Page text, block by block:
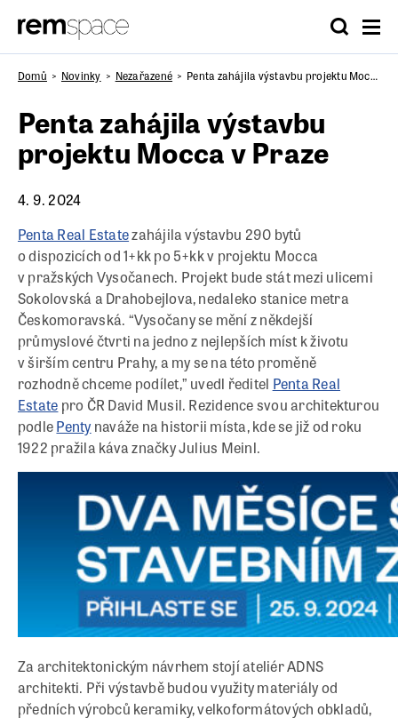
Domů Novinky Nezařazené Penta zahájila výstavbu projektu Mocca v Praze
Penta zahájila výstavbu
projektu Mocca v Praze
4. 9. 2024
Penta Real Estatezahájila výstavbu 290 bytů
o dispozicích od 1+kk po 5+kk v projektu Mocca
v pražských Vysočanech. Projekt bude stát mezi ulicemi
Sokolovská a Drahobejlova, nedaleko stanice metra
Českomoravská. “Vysočany se mění z někdejší
průmyslové čtvrti na jedno z nejlepších míst k životu
v širším centru Prahy, a my se na této proměně
rozhodně chceme podílet,” uvedl ředitel Penta Real
Estate pro ČR David Musil. Rezidence svou architekturou
podlePentynaváže na historii místa, kde se již od roku
1922 pražila káva značky Julius Meinl.
Za architektonickým návrhem stojí ateliér ADNS
architekti. Při výstavbě budou využity materiály od
předních výrobců keramiky, velkoformátových obkladů,